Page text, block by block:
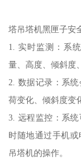
塔吊塔机黑匣子安
1. 实时监测：系
量、高度、倾斜度
2. 数据记录：系
荷变化、倾斜度变
3. 远程监控：系
时随地通过手机
吊塔机的操作。